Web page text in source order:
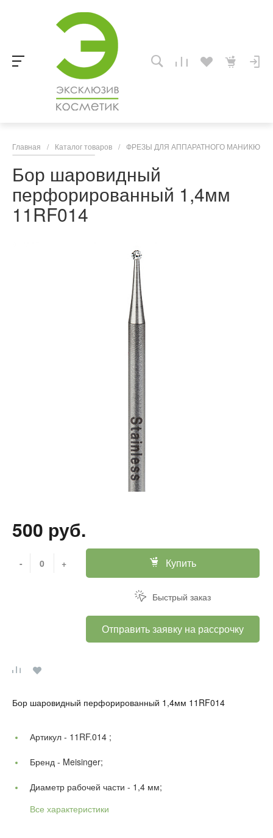
Главная / Каталог товаров / ФРЕЗЫ ДЛЯ АППАРАТНОГО
Бор шаровидный
перфорированный 1,4мм
11RF014
500 руб.
- + Купить
Быстрый заказ
Отправить заявку на рассрочку
Бор шаровидный перфорированный 1,4мм 11RF014
Артикул - 11RF.014 ;
Бренд - Meisinger;
Диаметр рабочей части - 1,4 мм;
Все характеристики